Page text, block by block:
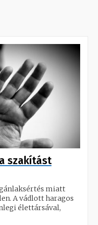
szakítást
miatt
A vádlott haragos
élettársával,